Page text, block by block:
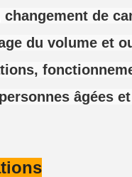
de
du volume et
âgées